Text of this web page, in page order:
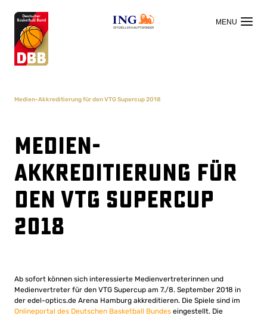
OFFIZIELLER HAUPTSPONSOR
Medien-Akkreditierung für den VTG Supercup 2018
Medien-
Akkreditierung für
den VTG Supercup
2018
Ab sofort können sich interessierte Medienvertreterinnen und
Medienvertreter für den VTG Supercup am 7./8. September 2018 in
der edel-optics.de Arena Hamburg akkreditieren. Die Spiele sind im
Onlineportal des Deutschen Basketball Bundes eingestellt. Die